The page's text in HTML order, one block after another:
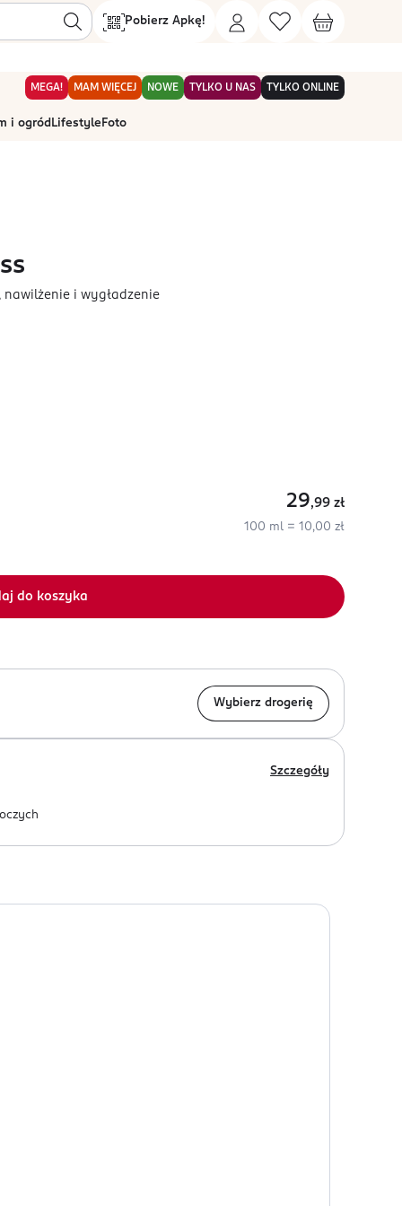
Pobierz Apkę!
MEGA! MAM WIĘCEJ NOWE TYLKO U NAS TYLKO ONLINE
i ogród Lifestyle Foto
nawilżenie i wygładzenie
29,99 zł
100 ml = 10,00 zł
do koszyka
Wybierz drogerię
Szczegóły